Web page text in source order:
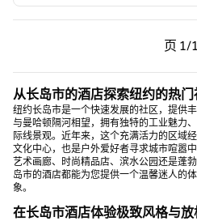
页
上一页，
页 1/1
从长岛市的酒店探索纽约的热
纽约长岛市是一个快速发展的社区，提供
与曼哈顿隔河相望，拥有独特的工业魅力
际线景观。近年来，这个充满活力的区域
文化中心，也是户外爱好者寻求城市喧嚣
艺术画廊、时尚精品店、滨水公园还是蓬
岛市的酒店都能为您提供一个温馨迷人的
象。
在长岛市酒店体验极致风格与放